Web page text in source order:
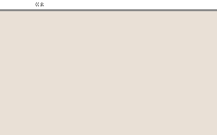
ㄍㄠ